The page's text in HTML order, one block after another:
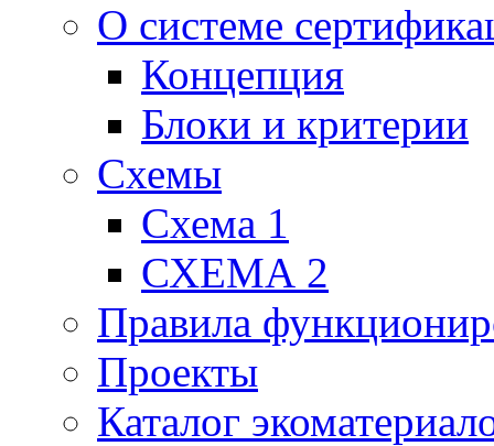
О системе
Концепция
Блоки и критерии
Схемы
Схема 1
СХЕМА 2
Правила
Проекты
Каталог